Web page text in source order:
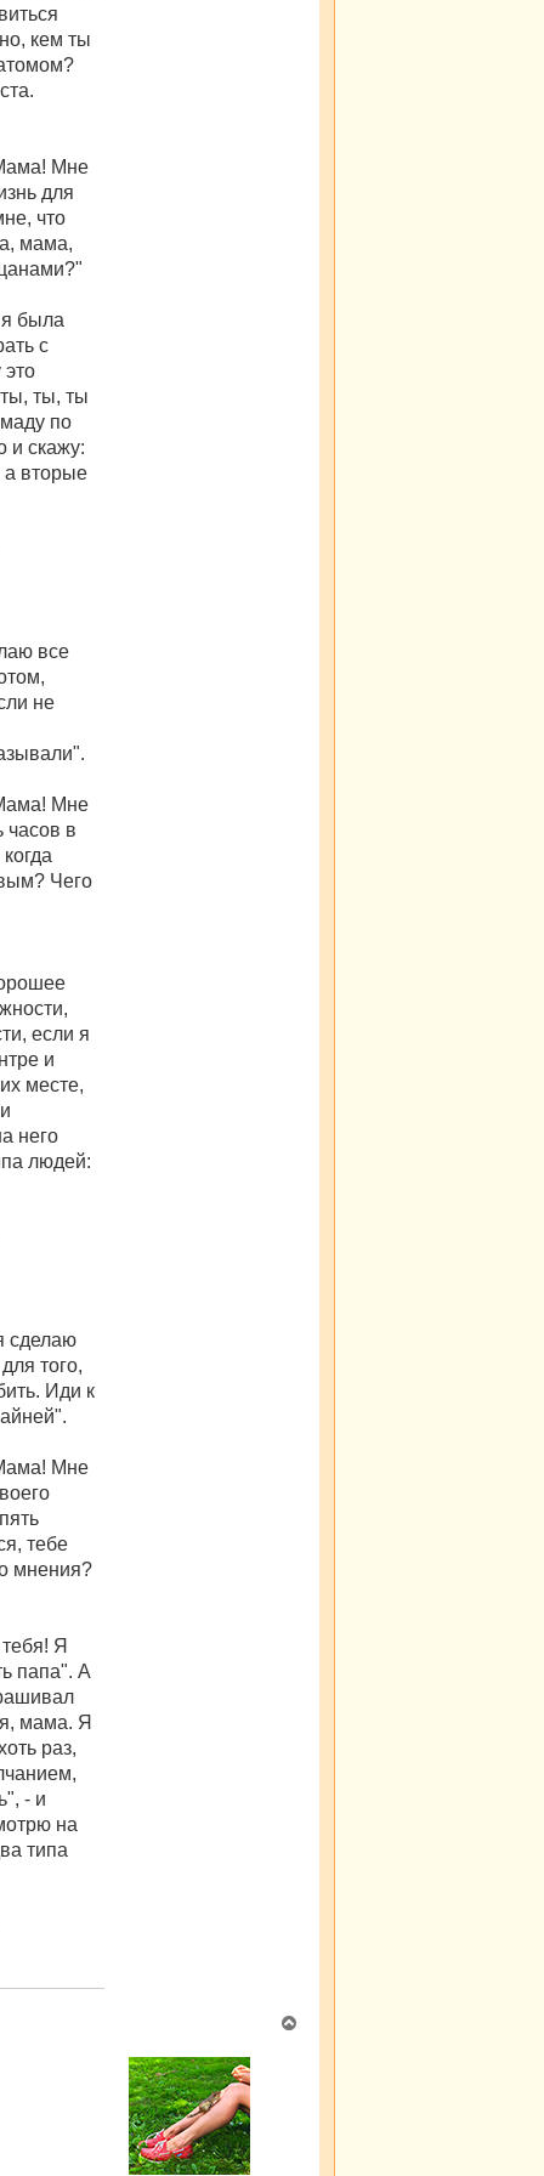
кем ты
Мне
для
что
мама,
была
с
ты, ты
по
и скажу:
а вторые
все
не
Мне
часов в
Чего
если я
и
месте,
него
людей:
сделаю
того,
Иди к
Мне
тебе
мнения?
Я
папа". А
мама. Я
раз,
- и
на
типа